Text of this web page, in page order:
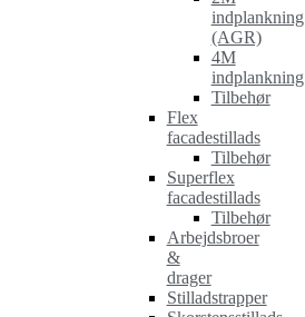
indplankning
(AGR)
4M
indplankning
Tilbehør
Flex
facadestillads
Tilbehør
Superflex
facadestillads
Tilbehør
Arbejdsbroer
&
drager
Stilladstrapper